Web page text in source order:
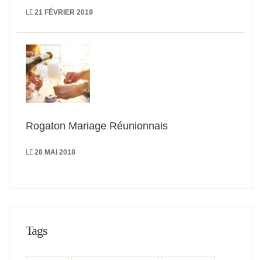
LE 21 FÉVRIER 2019
Rogaton Mariage Réunionnais
LE 28 MAI 2018
Tags